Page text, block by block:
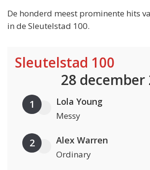
De honderd meest prominente hits
in de Sleutelstad 100.
Sleutelstad 100
28 december
1 Lola Young
Messy
2 Alex Warren
Ordinary